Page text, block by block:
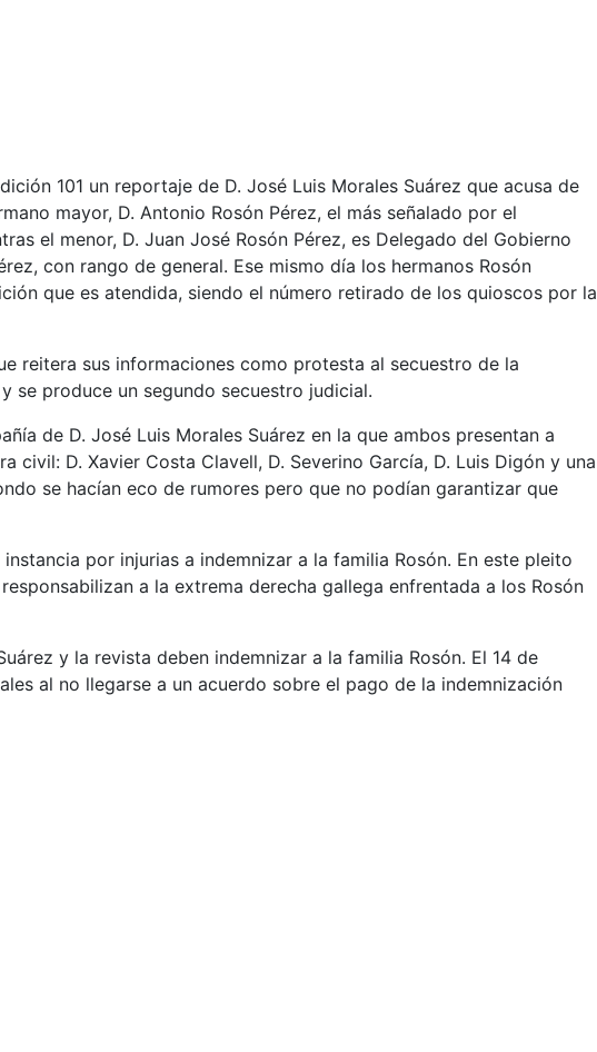
101 un reportaje de D. José Luis Morales Suárez que acusa de
mayor, D. Antonio Rosón Pérez, el más señalado por el
el menor, D. Juan José Rosón Pérez, es Delegado del Gobierno
con rango de general. Ese mismo día los hermanos Rosón
que es atendida, siendo el número retirado de los quioscos por la
reitera sus informaciones como protesta al secuestro de la
se produce un segundo secuestro judicial.
de D. José Luis Morales Suárez en la que ambos presentan a
D. Xavier Costa Clavell, D. Severino García, D. Luis Digón y una
se hacían eco de rumores pero que no podían garantizar que
por injurias a indemnizar a la familia Rosón. En este pleito
a la extrema derecha gallega enfrentada a los Rosón
y la revista deben indemnizar a la familia Rosón. El 14 de
al no llegarse a un acuerdo sobre el pago de la indemnización